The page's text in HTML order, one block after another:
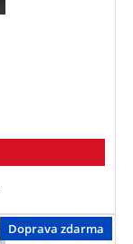
Doprava zdarma